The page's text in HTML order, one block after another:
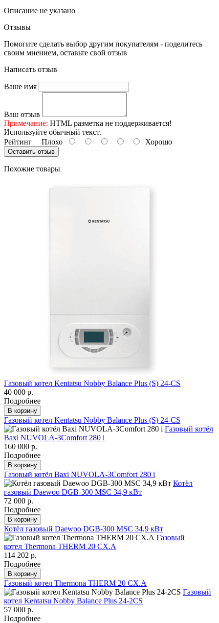
Описание не указано
Отзывы
Помогите сделать выбор другим покупателям - поделитесь
своим мнением, оставьте свой отзыв
Написать отзыв
Ваше имя
Ваш отзыв
Примечание: HTML разметка не поддерживается!
Используйте обычный текст.
Рейтинг Плохо Хорошо
Оставить отзыв
Похожие товары
Газовый котел Kentatsu Nobby Balance Plus (S) 24-CS
40 000 р.
Подробнее
В корзину
Газовый котел Kentatsu Nobby Balance Plus (S) 24-CS
Газовый котёл
Baxi NUVOLA-3Comfort 280 i
160 000 р.
Подробнее
В корзину
Газовый котёл Baxi NUVOLA-3Comfort 280 i
Котёл
газовый Daewoo DGB-300 MSC 34,9 кВт
72 000 р.
Подробнее
В корзину
Котёл газовый Daewoo DGB-300 MSC 34,9 кВт
Газовый
котел Thermona THERM 20 CX.A
114 202 р.
Подробнее
В корзину
Газовый котел Thermona THERM 20 CX.A
Газовый
котел Kentatsu Nobby Balance Plus 24-2CS
57 000 р.
Подробнее